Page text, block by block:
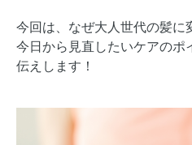
今回は、なぜ大人世代の髪に
今日から見直したいケアのポ
伝えします！